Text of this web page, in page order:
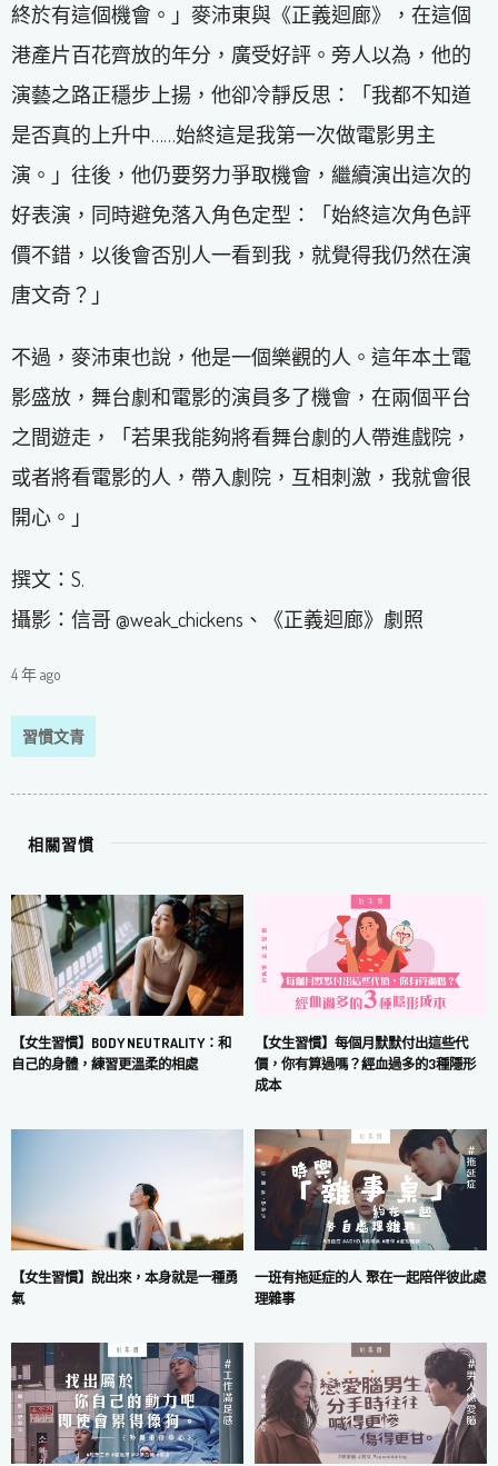
終於有這個機會。」麥沛東與《正義迴廊》，在這個
港產片百花齊放的年分，廣受好評。旁人以為，他的
演藝之路正穩步上揚，他卻冷靜反思：「我都不知道
是否真的上升中……始終這是我第一次做電影男主
演。」往後，他仍要努力爭取機會，繼續演出這次的
好表演，同時避免落入角色定型：「始終這次角色評
價不錯，以後會否別人一看到我，就覺得我仍然在演
唐文奇？」
不過，麥沛東也說，他是一個樂觀的人。這年本土電
影盛放，舞台劇和電影的演員多了機會，在兩個平台
之間遊走，「若果我能夠將看舞台劇的人帶進戲院，
或者將看電影的人，帶入劇院，互相刺激，我就會很
開心。」
撰文：S.
攝影：信哥 @weak_chickens、《正義迴廊》劇照
4 年 ago
習慣文青
相關習慣
【女生習慣】BODY NEUTRALITY：和
自己的身體，練習更溫柔的相處
【女生習慣】每個月默默付出這些代
價，你有算過嗎？經血過多的3種隱形
成本
【女生習慣】說出來，本身就是一種勇
氣
一班有拖延症的人 聚在一起陪伴彼此處
理雜事